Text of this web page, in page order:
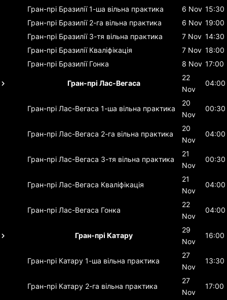
Гран-прі Бразилії 1-ша вільна практика 6 Nov 15:30
Гран-прі Бразилії 2-га вільна практика 6 Nov 19:00
Гран-прі Бразилії 3-тя вільна практика 7 Nov 14:30
Гран-прі Бразилії Кваліфікація 7 Nov 18:00
Гран-прі Бразилії Гонка 8 Nov 17:00
Гран-прі Лас-Вегаса
22
Nov
04:00
Гран-прі Лас-Вегаса 1-ша вільна практика
20
Nov
00:30
Гран-прі Лас-Вегаса 2-га вільна практика
20
Nov
04:00
Гран-прі Лас-Вегаса 3-тя вільна практика
21
Nov
00:30
Гран-прі Лас-Вегаса Кваліфікація
21
Nov
04:00
Гран-прі Лас-Вегаса Гонка
22
Nov
04:00
Гран-прі Катару
29
Nov
16:00
Гран-прі Катару 1-ша вільна практика
27
Nov
13:30
Гран-прі Катару 2-га вільна практика
27
Nov
17:00